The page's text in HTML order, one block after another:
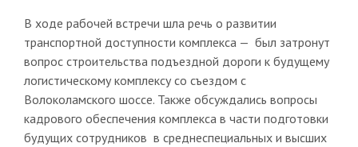
В ходе рабочей встречи шла речь о развитии
транспортной доступности комплекса — был затронут
вопрос строительства подъездной дороги к будущему
логистическому комплексу со съездом с
Волоколамского шоссе. Также обсуждались вопросы
кадрового обеспечения комплекса в части подготовки
будущих сотрудников в среднеспециальных и высших